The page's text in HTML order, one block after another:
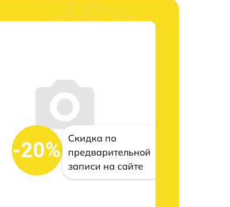
-20%
Скидка по
предварительной
записи на сайте